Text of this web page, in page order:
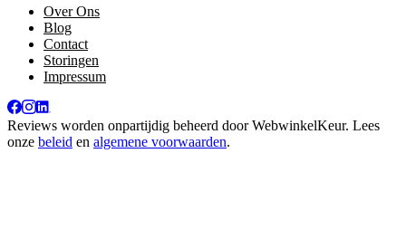
Over Ons
Blog
Contact
Storingen
Impressum
Reviews worden onpartijdig beheerd doorWebwinkelKeur. Lees
onze beleid en algemene voorwaarden.